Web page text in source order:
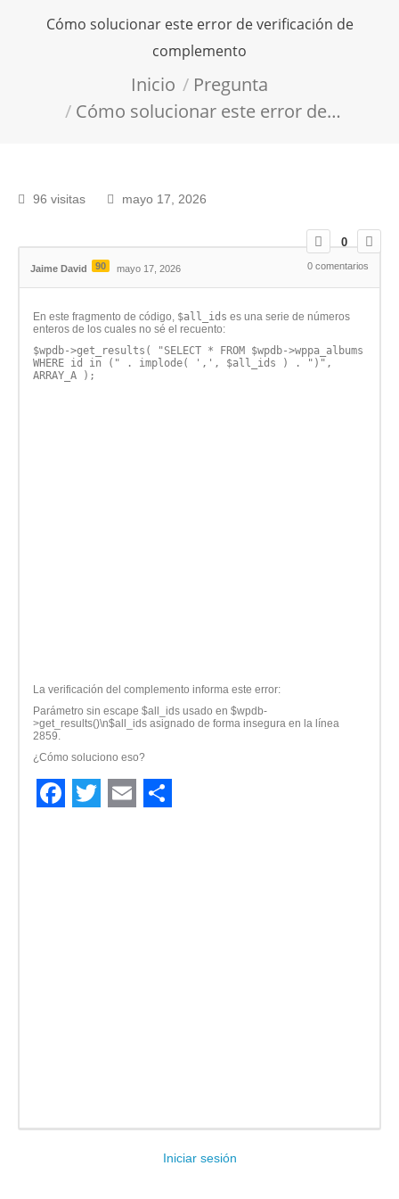
Cómo solucionar este error de verificación de
complemento
Inicio
Pregunta
Cómo solucionar este error de…
96 visitas mayo 17, 2026
0
Jaime David 90 mayo 17, 2026 0 comentarios
En este fragmento de código, $all_ids es una serie de números
enteros de los cuales no sé el recuento:
$wpdb->get_results( "SELECT * FROM $wpdb->wppa_albums
WHERE id in (" . implode( ',', $all_ids ) . ")",
ARRAY_A );
La verificación del complemento informa este error:
Parámetro sin escape $all_ids usado en $wpdb-
>get_results()\n$all_ids asignado de forma insegura en la línea
2859.
¿Cómo soluciono eso?
Iniciar sesión